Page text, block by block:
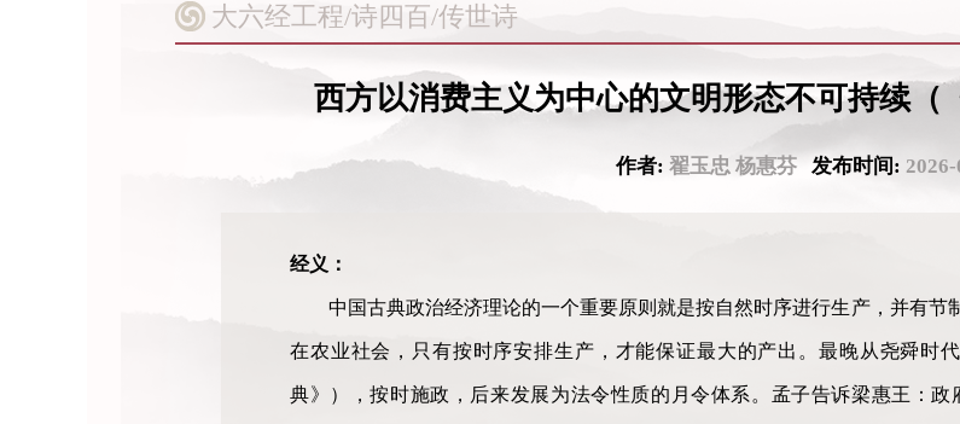
大六经工程/诗四百/传世诗
西方以消费主义为中心的文明形态不可持续（
作者: 翟玉忠 杨惠芬 发布时间:
经义：
中国古典政治经济理论的一个重要原则就是按自然时序进行生产，并有节
在农业社会，只有按时序安排生产，才能保证最大的产出。最晚从尧舜时
典》），按时施政，后来发展为法令性质的月令体系。孟子告诉梁惠王：